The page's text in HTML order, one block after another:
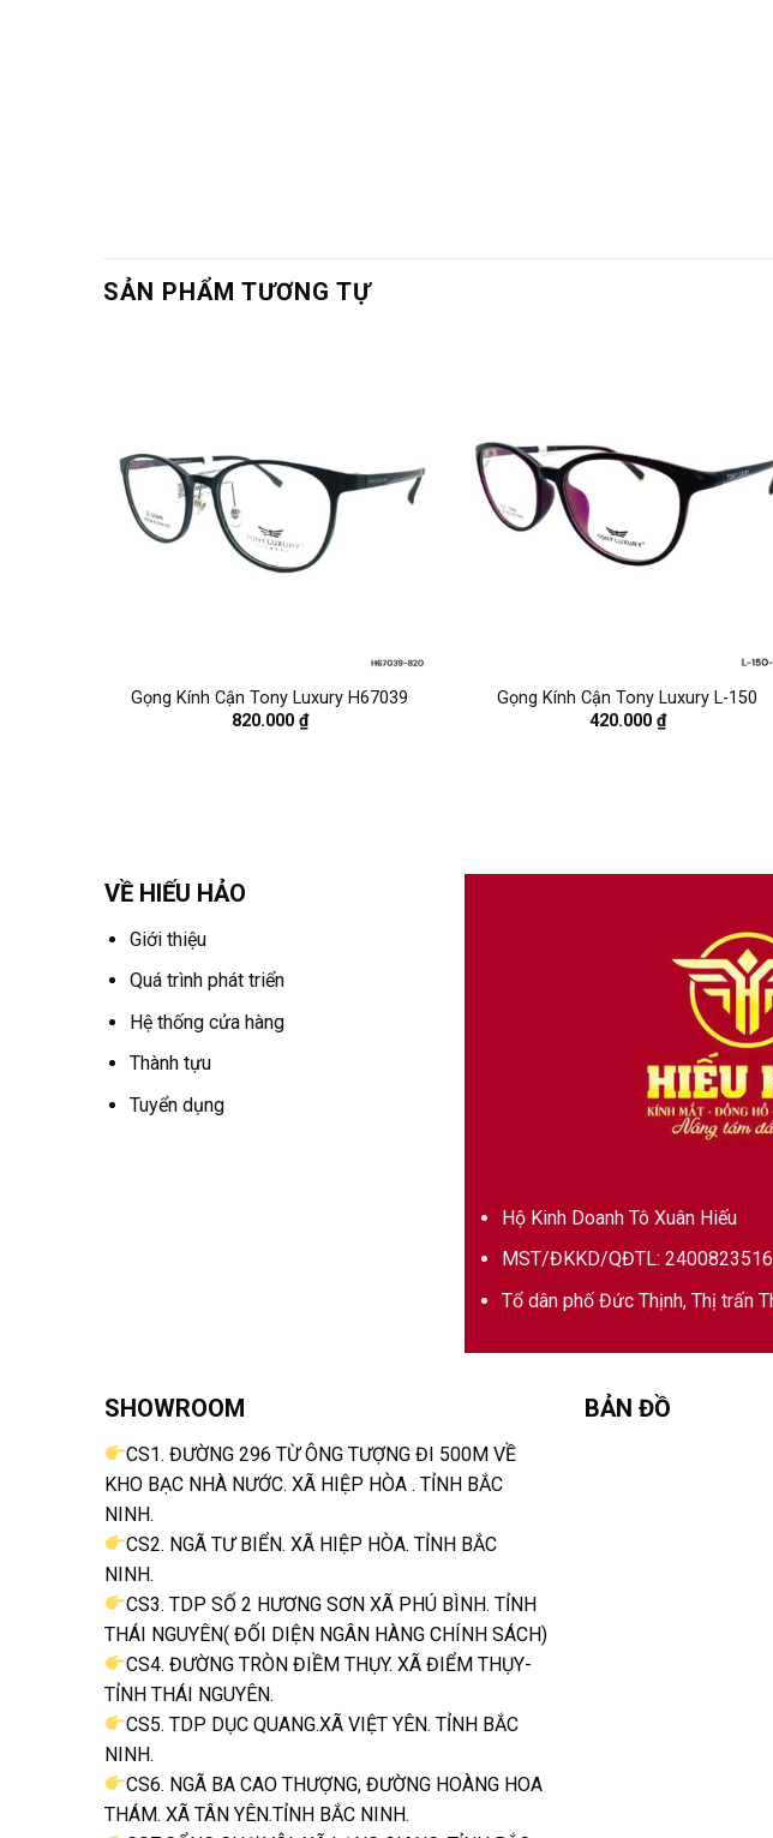
SẢN PHẨM TƯƠNG TỰ
Gọng Kính Cận Tony Luxury H67039
820.000 ₫
Gọng Kính Cận Tony Luxury L-150
420.000 ₫
VỀ HIẾU HẢO
Giới thiệu
Quá trình phát triển
Hệ thống cửa hàng
Thành tựu
Tuyển dụng
Hộ Kinh Doanh Tô Xuân Hiếu
MST/ĐKKD/QĐTL: 2400823516
Tổ dân phố Đức Thịnh, Thị trấn
SHOWROOM
CS1. ĐƯỜNG 296 TỪ ÔNG TƯỢNG ĐI 500M VỀ
KHO BẠC NHÀ NƯỚC. XÃ HIỆP HÒA . TỈNH BẮC
NINH.
CS2. NGÃ TƯ BIỂN. XÃ HIỆP HÒA. TỈNH BẮC
NINH.
CS3. TDP SỐ 2 HƯƠNG SƠN XÃ PHÚ BÌNH. TỈNH
THÁI NGUYÊN( ĐỐI DIỆN NGÂN HÀNG CHÍNH SÁCH)
CS4. ĐƯỜNG TRÒN ĐIỀM THỤY. XÃ ĐIỂM THỤY-
TỈNH THÁI NGUYÊN.
CS5. TDP DỤC QUANG.XÃ VIỆT YÊN. TỈNH BẮC
NINH.
CS6. NGÃ BA CAO THƯỢNG, ĐƯỜNG HOÀNG HOA
THÁM. XÃ TÂN YÊN.TỈNH BẮC NINH.
BẢN ĐỒ